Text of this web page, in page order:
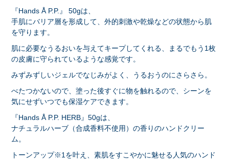
『Hands Å P.P.』 50gは、
手肌にバリア層を形成して、外的刺激や乾燥などの状態から肌
を守ります。
肌に必要なうるおいを与えてキープしてくれる、まるでもう1枚
の皮膚に守られているような感覚です。
みずみずしいジェルでなじみがよく、うるおうのにさらさら。
べたつかないので、塗った後すぐに物を触れるので、シーンを
気にせずいつでも保湿ケアできます。
『Hands Å P.P. HERB』50gは、
ナチュラルハーブ（合成香料不使用）の香りのハンドクリー
ム。
トーンアップ※1を叶え、素肌をすこやかに魅せる人気のハンド